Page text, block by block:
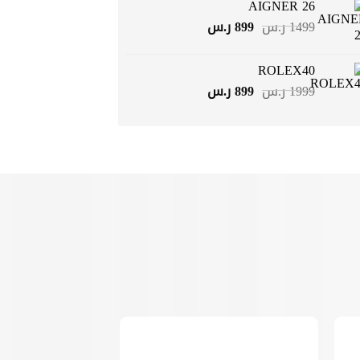
1499 ر.س.AIGNER 26
1499ر.س السعر
الأصلي
899ر.سالسعر
ROLEX40
1999ر.س السعر
الأصلي
899ر.سالسعر